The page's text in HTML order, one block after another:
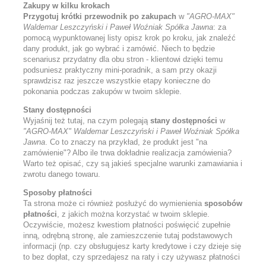
Zakupy w kilku krokach
Przygotuj krótki przewodnik po zakupach w "AGRO-MAX"
Waldemar Leszczyński i Paweł Woźniak Spółka Jawna: za
pomocą wypunktowanej listy opisz krok po kroku, jak znaleźć
dany produkt, jak go wybrać i zamówić. Niech to będzie
scenariusz przydatny dla obu stron - klientowi dzięki temu
podsuniesz praktyczny mini-poradnik, a sam przy okazji
sprawdzisz raz jeszcze wszystkie etapy konieczne do
pokonania podczas zakupów w twoim sklepie.
Stany dostępności
Wyjaśnij też tutaj, na czym polegają stany dostępności w
"AGRO-MAX" Waldemar Leszczyński i Paweł Woźniak Spółka
Jawna . Co to znaczy na przykład, że produkt jest "na
zamówienie"? Albo ile trwa dokładnie realizacja zamówienia?
Warto też opisać, czy są jakieś specjalne warunki zamawiania i
zwrotu danego towaru.
Sposoby płatności
Ta strona może ci również posłużyć do wymienienia sposobów
płatności , z jakich można korzystać w twoim sklepie.
Oczywiście, możesz kwestiom płatności poświęcić zupełnie
inną, odrębną stronę, ale zamieszczenie tutaj podstawowych
informacji (np. czy obsługujesz karty kredytowe i czy dzieje się
to bez dopłat, czy sprzedajesz na raty i czy używasz płatności